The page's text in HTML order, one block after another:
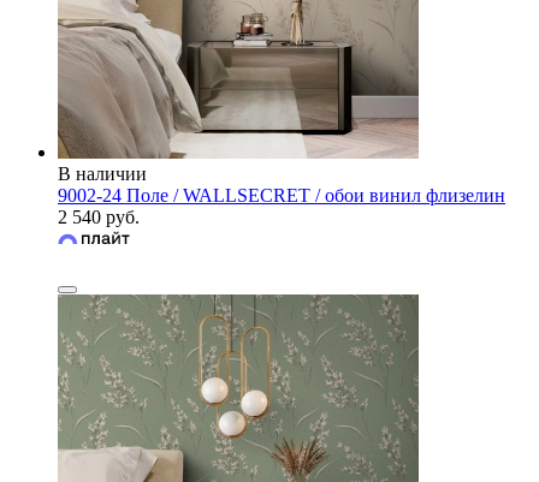
В наличии
9002-24 Поле / WALLSECRET / обои винил флизелин
2 540 руб.